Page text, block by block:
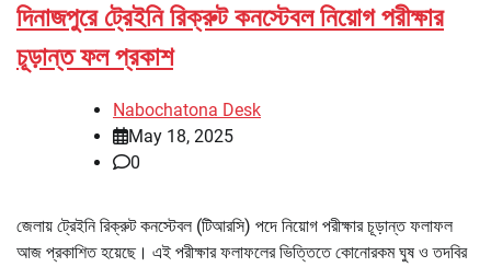
দিনাজপুরে ট্রেইনি রিক্রুট কনস্টেবল নিয়োগ পরীক্ষার
চূড়ান্ত ফল প্রকাশ
Nabochatona Desk
May 18, 2025
0
জেলায় ট্রেইনি রিক্রুট কনস্টেবল (টিআরসি) পদে নিয়োগ পরীক্ষার চূড়ান্ত ফলাফল
আজ প্রকাশিত হয়েছে। এই পরীক্ষার ফলাফলের ভিত্তিতে কোনোরকম ঘুষ ও তদবির